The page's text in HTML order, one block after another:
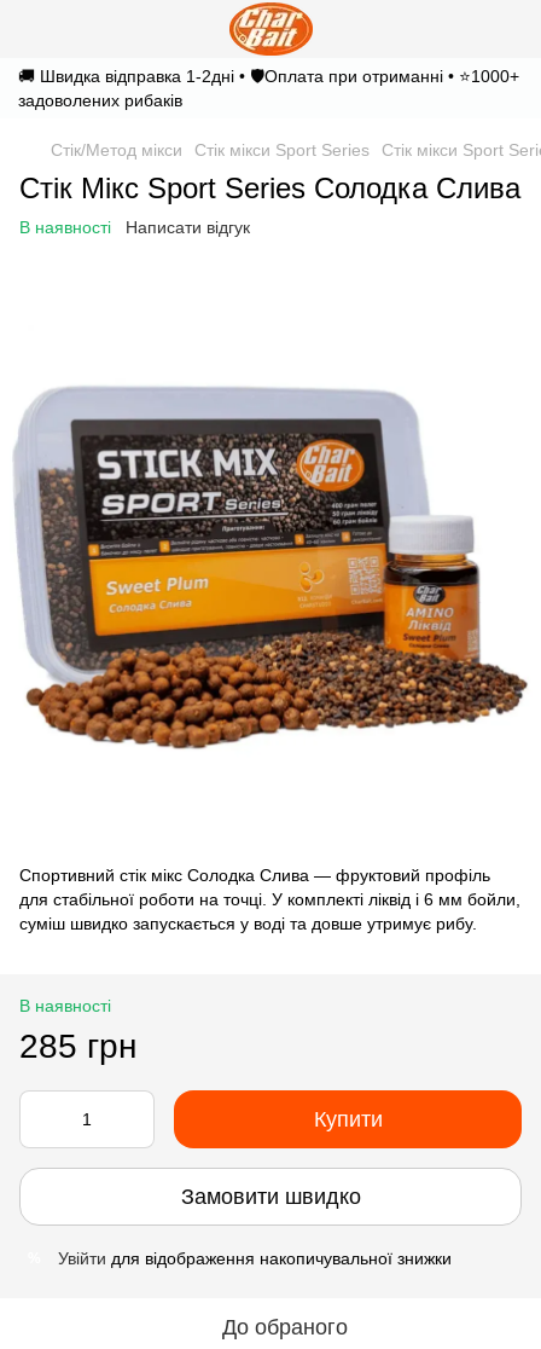
🚚 Швидка відправка 1-2дні • 🛡️Оплата при отриманні • ⭐1000+
задоволених рибаків
Стік/Метод мікси Стік мікси Sport Series Стік мікси Sport
Стік Мікс Sport Series Солодка Слива
В наявності Написати відгук
Спортивний стік мікс Солодка Слива — фруктовий профіль
для стабільної роботи на точці. У комплекті ліквід і 6 мм бойли,
суміш швидко запускається у воді та довше утримує рибу.
В наявності
285 грн
Купити
Замовити швидко
Увійти для відображення накопичувальної знижки
До обраного